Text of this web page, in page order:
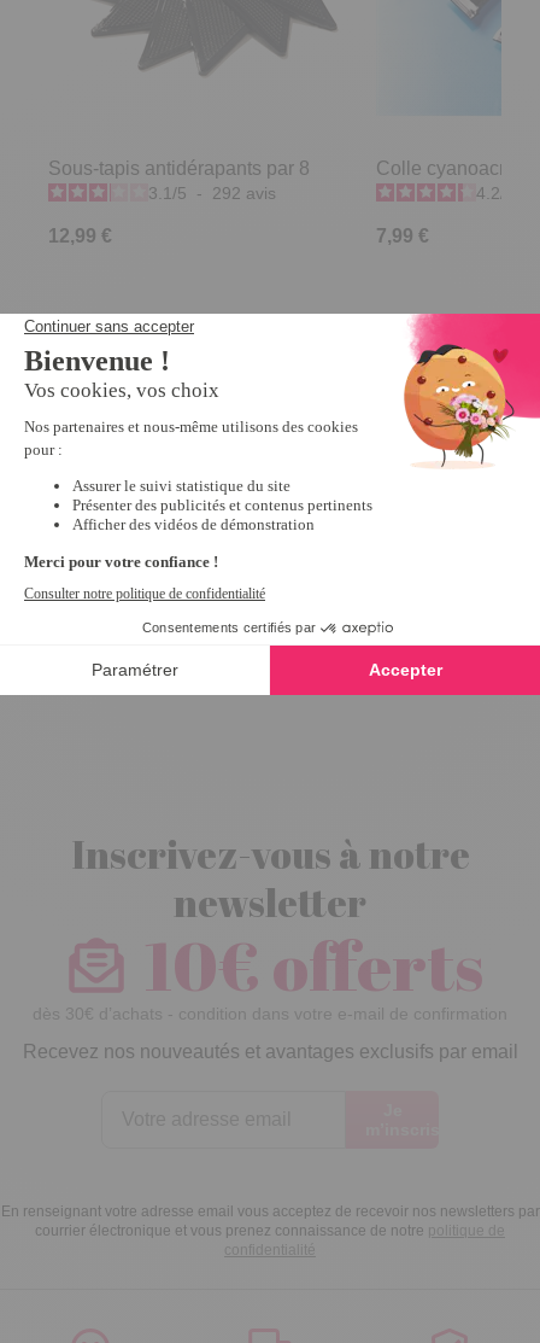
Sous-tapis antidérapants par 8
3.1/5 - 292 avis
12,99 €
Colle
4.2/
7,99 €
Derniers articles consultés
anti froid Blanc
Inscrivez-vous à notre
newsletter
10€ offerts
dès 30€ d’achats - condition dans votre e-mail de confirmation
Recevez nos nouveautés et avantages exclusifs par email
En renseignant votre adresse email vous acceptez de recevoir nos newsletters par
courrier électronique et vous prenez connaissance de notre politique de
confidentialité